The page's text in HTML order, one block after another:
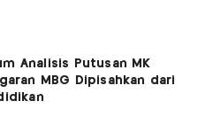
Analisis Putusan MK
MBG Dipisahkan dari